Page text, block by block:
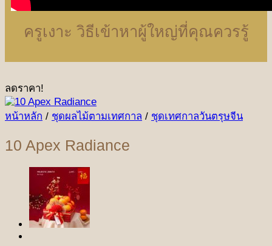
ครูเงาะ วิธีเข้าหาผู้ใหญ่ที่คุณควรรู้
ลดราคา!
หน้าหลัก / ชุดผลไม้ตามเทศกาล / ชุดเทศกาลวันตรุษจีน
10 Apex Radiance